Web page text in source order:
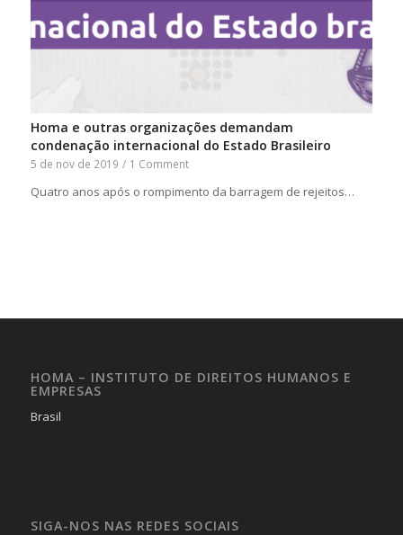
Homa e outras organizações demandam
condenação internacional do Estado Brasileiro
5 de nov de 2019 / 1 Comment
Quatro anos após o rompimento da barragem de rejeitos…
HOMA – INSTITUTO DE DIREITOS HUMANOS E
EMPRESAS
Brasil
SIGA-NOS NAS REDES SOCIAIS